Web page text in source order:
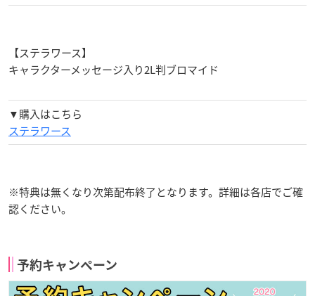
【ステラワース】
キャラクターメッセージ入り2L判ブロマイド
▼購入はこちら
ステラワース
※特典は無くなり次第配布終了となります。詳細は各店でご確
認ください。
予約キャンペーン